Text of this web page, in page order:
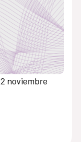
noviembre